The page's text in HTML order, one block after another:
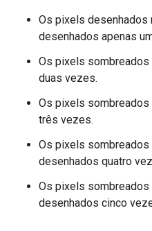
Os pixels desenhados
desenhados apenas
Os pixels sombreados
duas vezes.
Os pixels sombreados
três vezes.
Os pixels sombreados
desenhados quatro
Os pixels sombreados
desenhados cinco